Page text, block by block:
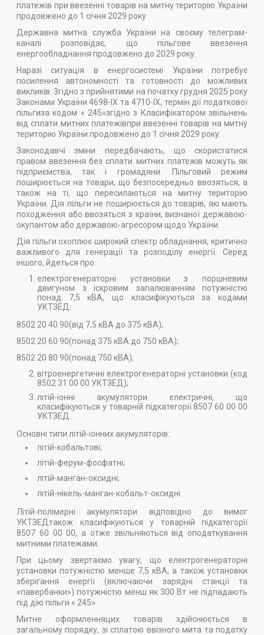
платежів при ввезенні товарів на митну територію України
продовжено до 1 січня 2029 року
Державна митна служба України на своєму телеграм-
каналі розповідає, що пільгове ввезення
енергообладнання продовжено до 2029 року.
Наразі ситуація в енергосистемі України потребує
посилення автономності та готовності до можливих
викликів. Згідно з прийнятими на початку грудня 2025 року
Законами України 4698-ІХ та 4710-ІХ, термін дії податкової
пільгиза кодом « 245»згідно з Класифікатором звільнень
від сплати митних платежівпри ввезенні товарів на митну
територію України продовжено до 1 січня 2029 року.
Законодавчі зміни передбачають, що скористатися
правом ввезення без сплати митних платежів можуть як
підприємства, так і громадяни. Пільговий режим
поширюється на товари, що безпосередньо ввозяться, а
також на ті, що пересилаються на митну територію
України. Дія пільги не поширюється до товарів, які мають
походження або ввозяться з країни, визнаної державою-
окупантом або державою-агресором щодо України.
Дія пільги охоплює широкий спектр обладнання, критично
важливого для генерації та розподілу енергії. Серед
іншого, йдеться про:
електрогенераторні установки з поршневим
двигуном з іскровим запалюванням потужністю
понад 7,5 кВА, що класифікуються за кодами
УКТЗЕД:
8502 20 40 90(від 7,5 кВА до 375 кВА);
8502 20 60 90(понад 375 кВА до 750 кВА);
8502 20 80 90(понад 750 кВА);
вітроенергетичні електрогенераторні установки (код
8502 31 00 00 УКТЗЕД);
літій-іонні акумулятори електричні, що
класифікуються у товарній підкатегорії 8507 60 00 00
УКТЗЕД.
Основні типи літій-іонних акумуляторів:
літій-кобальтові;
літій-ферум-фосфатні;
літій-манган-оксидні;
літій-нікель-манган-кобальт-оксидні.
Літій-полімерні акумулятори відповідно до вимог
УКТЗЕДтакож класифікуються у товарній підкатегорії
8507 60 00 00, а отже звільняються від оподаткування
митними платежами.
При цьому звертаємо увагу, що електрогенераторні
установки потужністю менше 7,5 кВА, а також установки
зберігання енергії (включаючи зарядні станції та
«павербанки») потужністю менш як 300 Вт не підпадають
під дію пільги « 245».
Митне оформленняцих товарів здійснюється в
загальному порядку, зі сплатою ввізного мита та податку